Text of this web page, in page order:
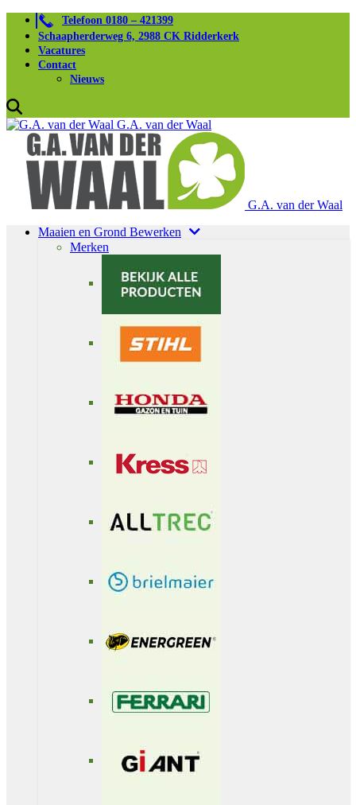
Telefoon 0180 – 421399
Schaapherderweg 6, 2988 CK Ridderkerk
Vacatures
Contact
Nieuws
G.A. van der Waal
G.A. van der Waal
Maaien en Grond Bewerken
Merken